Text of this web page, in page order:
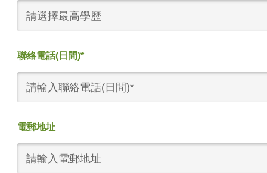
請選擇最高學歷
聯絡電話(日間)*
電郵地址